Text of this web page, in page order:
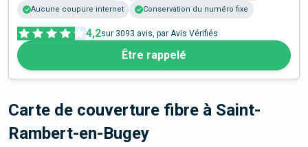
Aucune coupure internet
Conservation du numéro fixe
4,2sur 3093 avis, par Avis Vérifiés
Être rappelé
Carte de couverture fibre à Saint-
Rambert-en-Bugey